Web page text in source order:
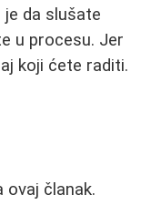
je da slušate
u procesu. Jer
koji ćete raditi.
ovaj članak.